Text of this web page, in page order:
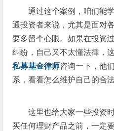
通过这个案例，咱们能
通投资者来说，尤其是面对
要多留个心眼。如果在投资
纠纷，自己又不太懂法律，
私募基金律师咨询一下，他
系，看看怎么维护自己的合法
这里也给大家一些投资
买任何理财产品之前，一定